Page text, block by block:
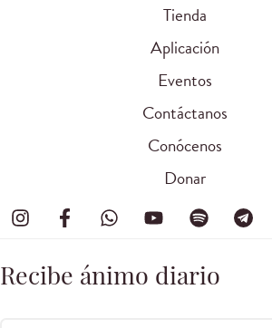
Tienda
Aplicación
Eventos
Contáctanos
Conócenos
Donar
Recibe ánimo diario